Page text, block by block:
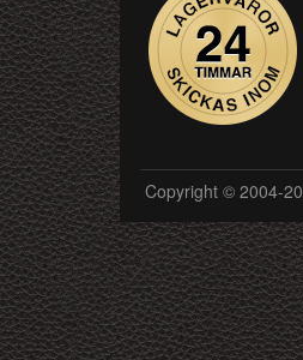
Copyright © 2004-